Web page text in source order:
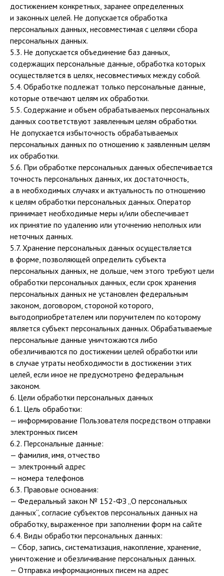
достижением конкретных, заранее определенных
и законных целей. Не допускается обработка
персональных данных, несовместимая с целями сбора
персональных данных.
5.3. Не допускается объединение баз данных,
содержащих персональные данные, обработка которых
осуществляется в целях, несовместимых между собой.
5.4. Обработке подлежат только персональные данные,
которые отвечают целям их обработки.
5.5. Содержание и объем обрабатываемых персональных
данных соответствуют заявленным целям обработки.
Не допускается избыточность обрабатываемых
персональных данных по отношению к заявленным целям
их обработки.
5.6. При обработке персональных данных обеспечивается
точность персональных данных, их достаточность,
а в необходимых случаях и актуальность по отношению
к целям обработки персональных данных. Оператор
принимает необходимые меры и/или обеспечивает
их принятие по удалению или уточнению неполных или
неточных данных.
5.7. Хранение персональных данных осуществляется
в форме, позволяющей определить субъекта
персональных данных, не дольше, чем этого требуют цели
обработки персональных данных, если срок хранения
персональных данных не установлен федеральным
законом, договором, стороной которого,
выгодоприобретателем или поручителем по которому
является субъект персональных данных. Обрабатываемые
персональные данные уничтожаются либо
обезличиваются по достижении целей обработки или
в случае утраты необходимости в достижении этих
целей, если иное не предусмотрено федеральным
законом.
6. Цели обработки персональных данных
6.1. Цель обработки:
— информирование Пользователя посредством отправки
электронных писем
6.2. Персональные данные:
— фамилия, имя, отчество
— электронный адрес
— номера телефонов
6.3. Правовые основания:
— Федеральный закон № 152-ФЗ „О персональных
данных“, согласие субъектов персональных данных на
обработку, выраженное при заполнении форм на сайте
6.4. Виды обработки персональных данных:
— Сбор, запись, систематизация, накопление, хранение,
уничтожение и обезличивание персональных данных.
— Отправка информационных писем на адрес